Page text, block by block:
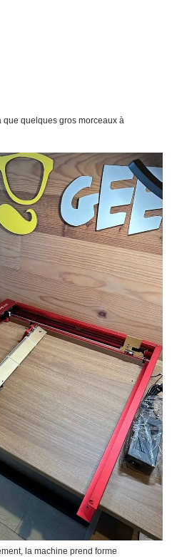
Sitegeek se passe très bien, on est
pour l’assemblage et si vous
vous pouvez consulter la vidéo